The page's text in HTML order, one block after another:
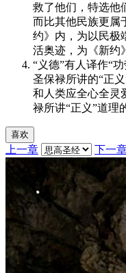
救了他们，特选他
而比其他民族更属
约》内，为以民极
活奥迹，为《新约
“义德”有人译作“
圣保禄所讲的“正
和人类应全心全灵
禄所讲“正义”道理
喜欢
上一章 下一